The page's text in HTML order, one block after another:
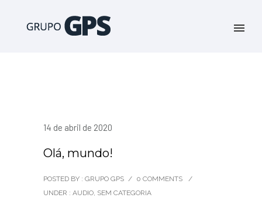
14 de abril de 2020
Olá, mundo!
POSTED BY : GRUPO GPS / 0 COMMENTS
/
UNDER : AUDIO, SEM CATEGORIA